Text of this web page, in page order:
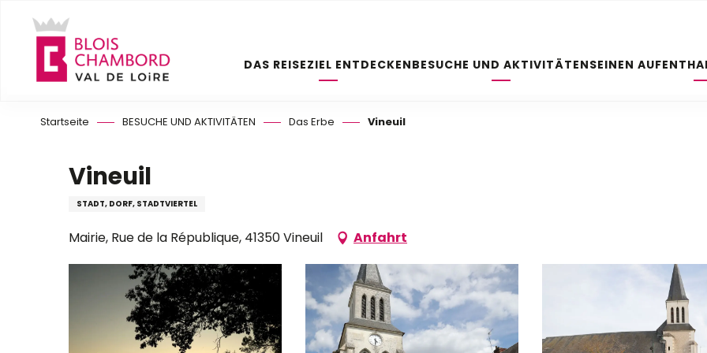
contenu
principal
DAS REISEZIEL ENTDECKENBESUCHE UND AKTIVITÄTENSEINEN
Startseite BESUCHE UND AKTIVITÄTEN Das Erbe Vineuil
Vineuil
STADT, DORF, STADTVIERTEL
Mairie, Rue de la République, 41350 Vineuil Anfahrt